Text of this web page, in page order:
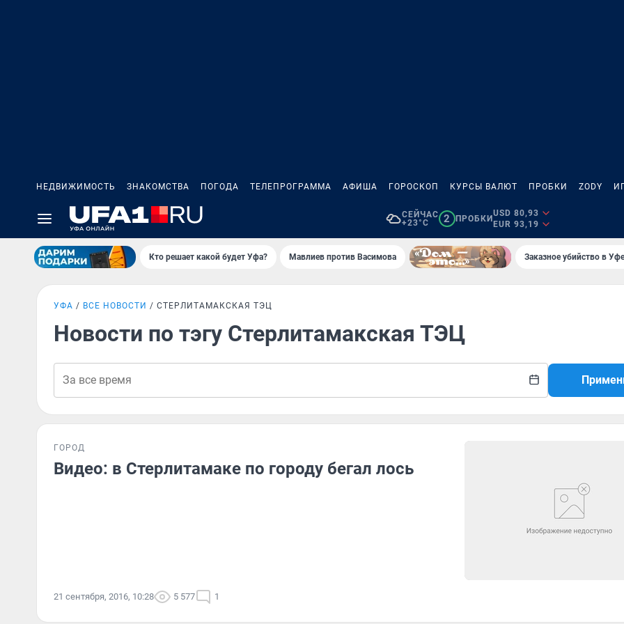
НЕДВИЖИМОСТЬ ЗНАКОМСТВА ПОГОДА ТЕЛЕПРОГРАММА АФИША ГОРОСКОП КУРСЫ ВАЛЮТ ПРОБКИ ZODY
СЕЙЧАС
+23°C
2 ПРОБКИ
USD 80,93
EUR 93,19
Кто решает какой будет Уфа? Мавлиев против Васимова Заказное убийство в
УФА ВСЕ НОВОСТИ СТЕРЛИТАМАКСКАЯ ТЭЦ
Новости по тэгу Стерлитамакская ТЭЦ
ГОРОД
Видео: в Стерлитамаке по городу бегал лось
21 сентября, 2016, 10:28 5 577 1